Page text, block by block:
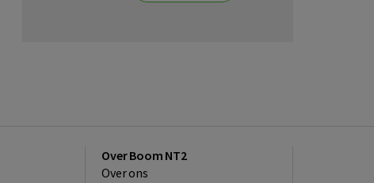
Over Boom NT2
Over ons